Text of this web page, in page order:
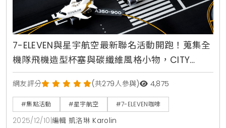
7-ELEVEN與星宇航空最新聯名活動開跑！蒐集全
機隊飛機造型杯塞與碳纖維風格小物，CITY
PRIMA集點加價購登場，消費滿額抽鳳凰城來回
機票
網友評分 (共279人參與) 4,875
#集點活動 #星宇航空 #7-ELEVEN咖啡
2025/12/10 編輯 凱洛琳 Karolin